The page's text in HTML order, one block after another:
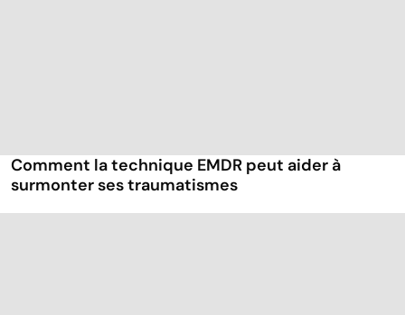
Comment la technique EMDR peut aider à
surmonter ses traumatismes